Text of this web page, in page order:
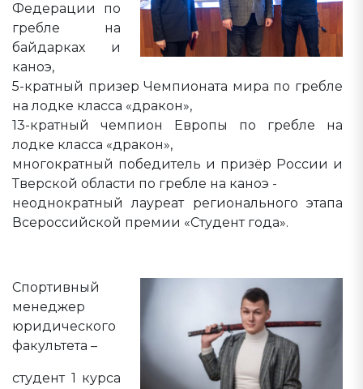
Федерации по
гребле на
байдарках и
каноэ,
5-кратный призер Чемпионата мира по гребле
на лодке класса «дракон»,
13-кратный чемпион Европы по гребле на
лодке класса «дракон»,
многократный победитель и призёр России и
Тверской области по гребле на каноэ -
неоднократный лауреат регионального этапа
Всероссийской премии «Студент года».
Спортивный
менеджер
юридического
факультета –
студент 1 курса